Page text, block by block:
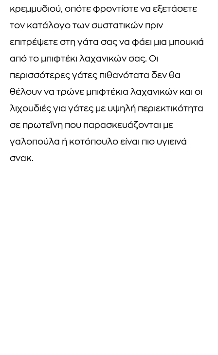
κρεμμυδιού, οπότε φροντίστε να εξετάσετε
τον κατάλογο των συστατικών πριν
επιτρέψετε στη γάτα σας να φάει μια μπουκιά
από το μπιφτέκι λαχανικών σας. Οι
περισσότερες γάτες πιθανότατα δεν θα
θέλουν να τρώνε μπιφτέκια λαχανικών και οι
λιχουδιές για γάτες με υψηλή περιεκτικότητα
σε πρωτεΐνη που παρασκευάζονται με
γαλοπούλα ή κοτόπουλο είναι πιο υγιεινά
σνακ.